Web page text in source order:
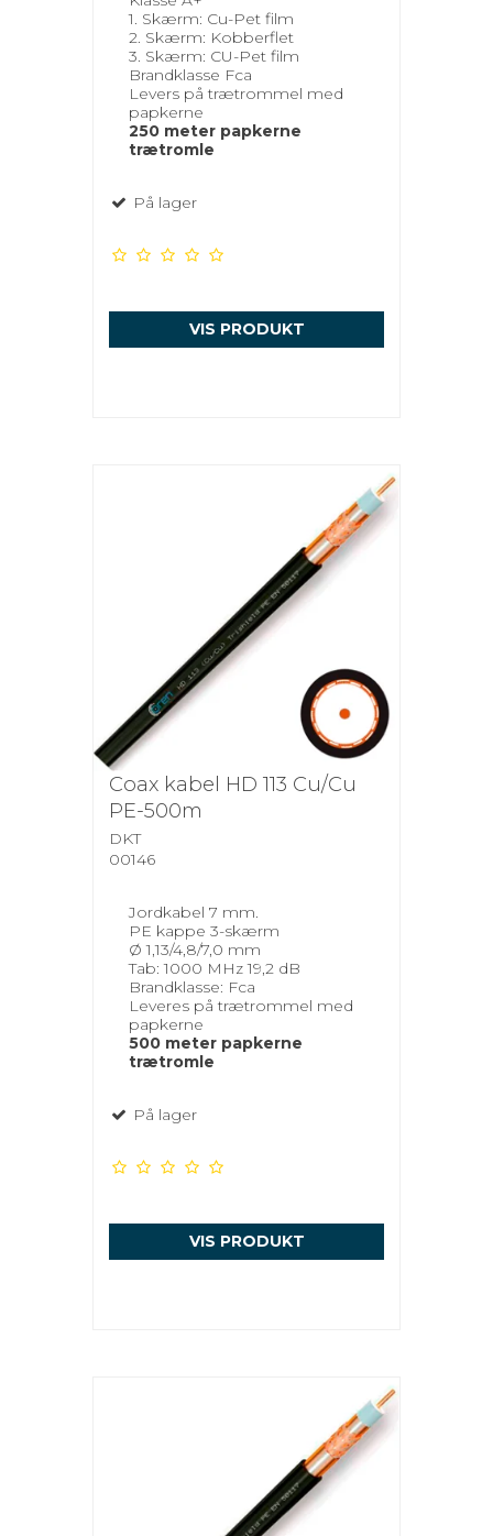
1. Skærm: Cu-Pet film
2. Skærm: Kobberflet
3. Skærm: CU-Pet film
Brandklasse Fca
Levers på trætrommel med
papkerne
250 meter papkerne
trætromle
På lager
VIS PRODUKT
Coax kabel HD 113 Cu/Cu
PE-500m
DKT
00146
Jordkabel 7 mm.
PE kappe 3-skærm
Ø 1,13/4,8/7,0 mm
Tab: 1000 MHz 19,2 dB
Brandklasse: Fca
Leveres på trætrommel med
papkerne
500 meter papkerne
trætromle
På lager
VIS PRODUKT